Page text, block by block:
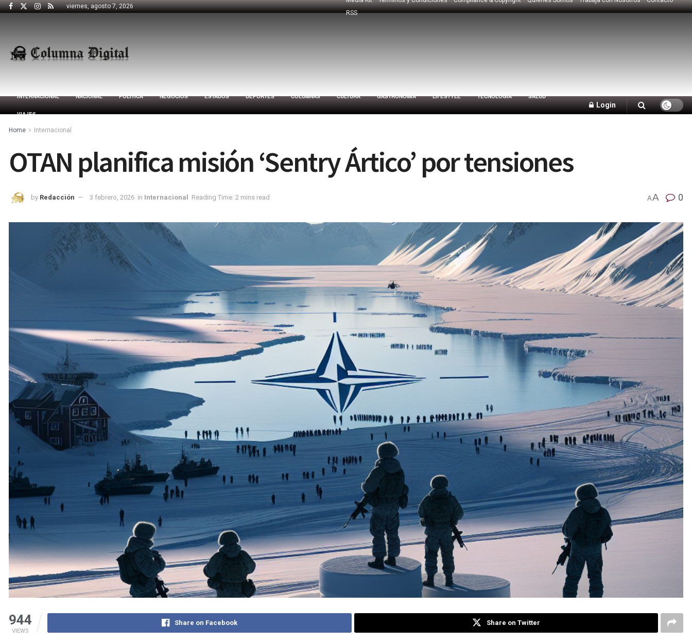
viernes, agosto 7, 2026
RSS
INTERNACIONAL NACIONAL POLÍTICA NEGOCIOS ESTADOS DEPORTES COLUMNAS CULTURA GASTRONOMÍA LIFESTYLE TECNOLOGÍA SALUD
VIAJES
Login
Home Internacional
OTAN planifica misión ‘Sentry Ártico’ por tensiones
by Redacción 3 febrero, 2026 in Internacional Reading Time: 2 mins read AA 0
944
VIEWS
Share on Facebook Share on Twitter